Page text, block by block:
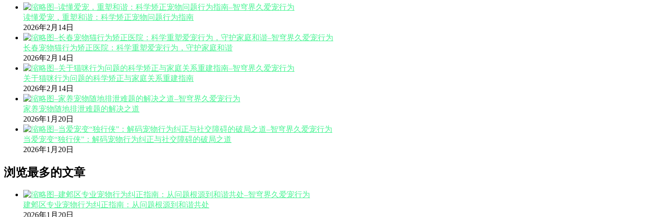
读懂爱宠，重塑和谐：科学矫正宠物问题行为指南
2026年2月14日
长春宠物猫行为矫正医院：科学重塑爱宠行为，守护家庭和谐
2026年2月14日
关于猫咪行为问题的科学矫正与家庭关系重建指南
2026年2月14日
家养宠物随地排泄难题的解决之道
2026年1月20日
当爱宠变“独行侠”：解码宠物行为纠正与社交障碍的破局之道
2026年1月20日
浏览最多的文章
建邺区专业宠物行为纠正指南：从问题根源到和谐共处
2026年1月20日